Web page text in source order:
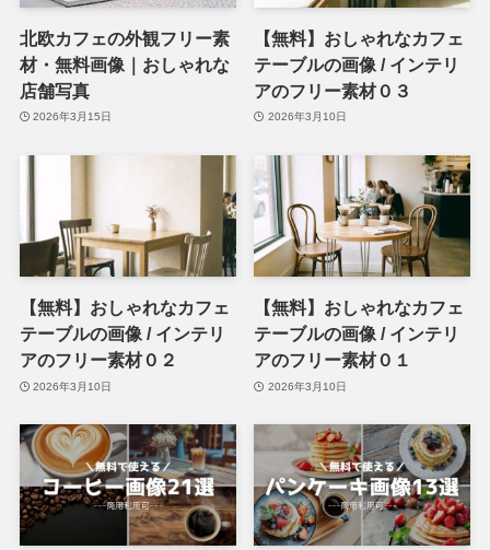
北欧カフェの外観フリー素
材・無料画像｜おしゃれな
店舗写真
2026年3月15日
【無料】おしゃれなカフェ
テーブルの画像 / インテリ
アのフリー素材０３
2026年3月10日
【無料】おしゃれなカフェ
テーブルの画像 / インテリ
アのフリー素材０２
2026年3月10日
【無料】おしゃれなカフェ
テーブルの画像 / インテリ
アのフリー素材０１
2026年3月10日